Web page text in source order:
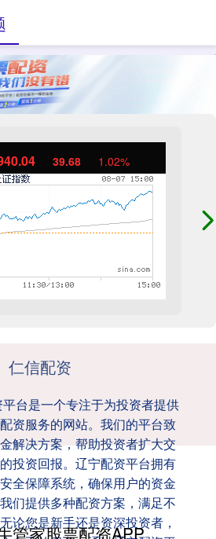
39.68 1.02%
仁信配资
台是一个专注于为投资者提供
资服务的网站。我们的平台致
解决方案，帮助投资者扩大交
投资回报。辽宁配资平台拥有
全保障系统，确保用户的资金
们提供多种配资方案，满足不
论您是新手还是资深投资者，
牛管家股票配资APP下载 警惕难“咽”之隐，助力老年人好好“恰”饭_食物_康复_治疗